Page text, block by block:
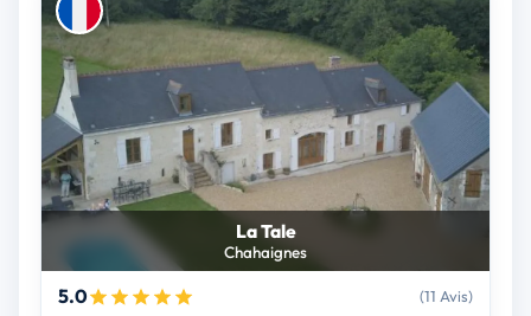
La Tale
Chahaignes
5.0 (11 Avis)